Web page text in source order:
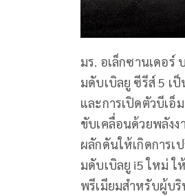
มร. อเล็กซานเดอร์
มดับเบิลยู ซีรีส์ 5 เ
และการเปิดตัวบีเอ็
ขับเคลื่อนด้วยพลัง
ผลักดันให้เกิดการเ
มดับเบิลยู i5 ใหม่
พรีเมียมสำหรับผู้บ